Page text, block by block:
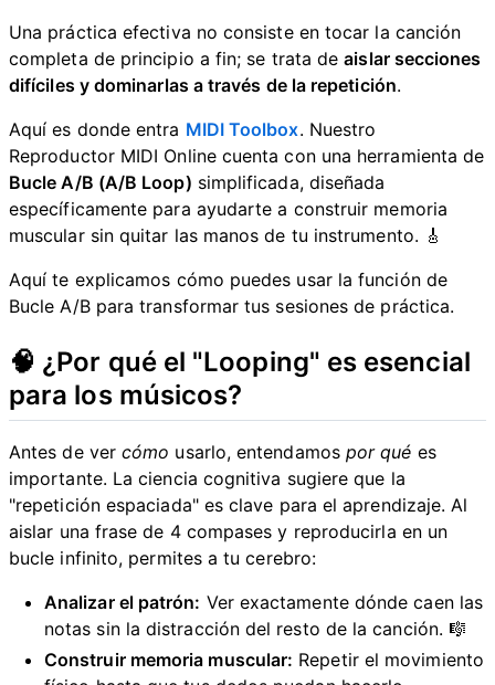
Una práctica efectiva no consiste en tocar la canción
completa de principio a fin; se trata deaislar secciones
difíciles y dominarlas a través de la repetición.
Aquí es donde entra MIDI Toolbox. Nuestro
Reproductor MIDI Online cuenta con una herramienta de
Bucle A/B (A/B Loop) simplificada, diseñada
específicamente para ayudarte a construir memoria
muscular sin quitar las manos de tu instrumento. 🎸
Aquí te explicamos cómo puedes usar la función de
Bucle A/B para transformar tus sesiones de práctica.
🧠 ¿Por qué el "Looping" es esencial
para los músicos?
Antes de vercómo usarlo, entendamos por qué es
importante. La ciencia cognitiva sugiere que la
"repetición espaciada" es clave para el aprendizaje. Al
aislar una frase de 4 compases y reproducirla en un
bucle infinito, permites a tu cerebro:
Analizar el patrón: Ver exactamente dónde caen las
notas sin la distracción del resto de la canción. 🎼
Construir memoria muscular: Repetir el movimiento